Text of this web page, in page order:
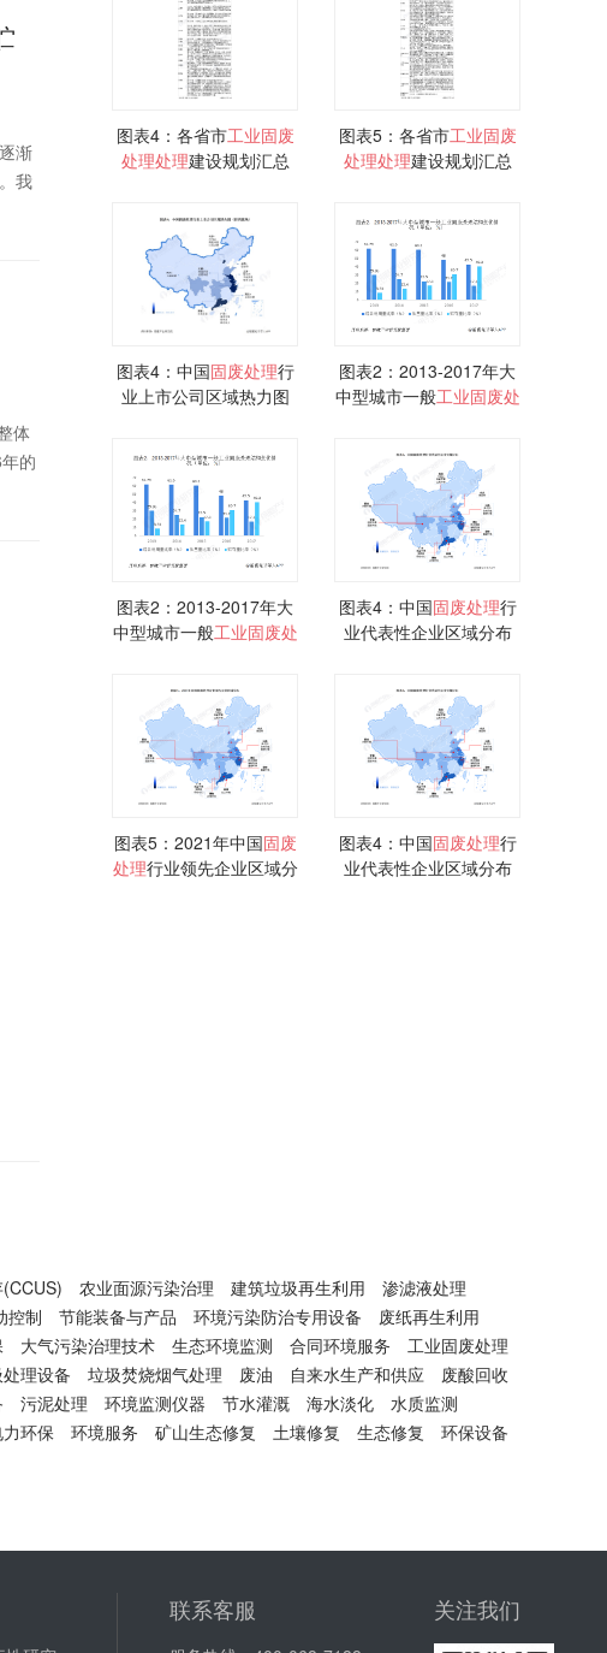
渐
我
体
的
图表4：各省市工业固废
处理处理建设规划汇总
图表5：各省市工业固废
处理处理建设规划汇总
图表4：中国固废处理行
业上市公司区域热力图
图表2：2013-2017年大
中型城市一般工业固废处
图表2：2013-2017年大
中型城市一般工业固废处
图表4：中国固废处理行
业代表性企业区域分布
图表5：2021年中国固废
处理行业领先企业区域分
图表4：中国固废处理行
业代表性企业区域分布
农业面源污染治理 建筑垃圾再生利用
渗滤液处理
控制 节能装备与产品 环境污染防治专用设备
废纸再生利用
大气污染治理技术 生态环境监测 合同环境服务
工业固废处理
理设备 垃圾焚烧烟气处理 废油 自来水生产和供应
废酸回收
污泥处理 环境监测仪器 节水灌溉 海水淡化
水质监测
力环保 环境服务 矿山生态修复 土壤修复 生态修复
环保设备
联系客服 关注我们